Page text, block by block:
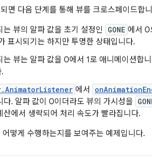
면 다음 단계를 통해 뷰를 크로스페이드합
는 뷰의 알파 값을 초기 설정인
GONE 에서 0
표시되기는 하지만 투명한 상태입니다.
는 뷰는 알파 값을 0에서 1로 애니메이션합
에서
다. 알파 값이 0이더라도 뷰의 가시성을
산에서 생략되어 처리 속도가 빨라집니다.
떻게 수행하는지를 보여주는 예제입니다.